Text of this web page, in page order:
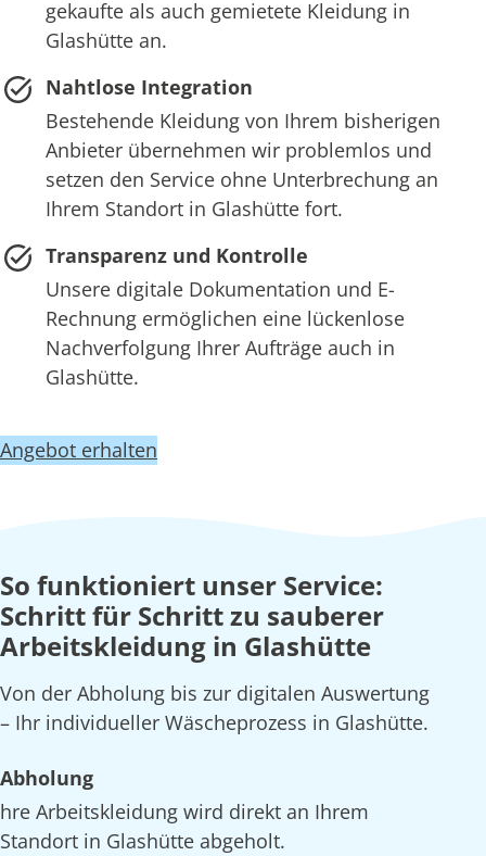
gekaufte als auch gemietete Kleidung in
Glashütte an.
Nahtlose Integration
Bestehende Kleidung von Ihrem bisherigen
Anbieter übernehmen wir problemlos und
setzen den Service ohne Unterbrechung an
Ihrem Standort in Glashütte fort.
Transparenz und Kontrolle
Unsere digitale Dokumentation und E-
Rechnung ermöglichen eine lückenlose
Nachverfolgung Ihrer Aufträge auch in
Glashütte.
Angebot erhalten
So funktioniert unser Service:
Schritt für Schritt zu sauberer
Arbeitskleidung in Glashütte
Von der Abholung bis zur digitalen Auswertung
– Ihr individueller Wäscheprozess in Glashütte.
Abholung
hre Arbeitskleidung wird direkt an Ihrem
Standort in Glashütte abgeholt.